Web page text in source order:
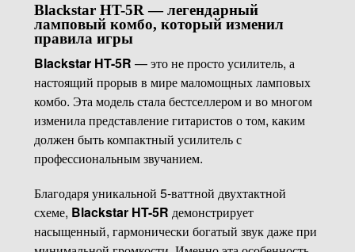
Blackstar HT-5R — легендарный
ламповый комбо, который изменил
правила игры
Blackstar HT-5R — это не просто усилитель, а
настоящий прорыв в мире маломощных ламповых
комбо. Эта модель стала бестселлером и во многом
изменила представление гитаристов о том, каким
должен быть компактный усилитель с
профессиональным звучанием.
Благодаря уникальной 5-ваттной двухтактной
схеме, Blackstar HT-5R демонстрирует
насыщенный, гармонически богатый звук даже при